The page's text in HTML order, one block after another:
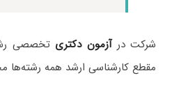
شرکت درآزمون دکتری تخصصی
مقطع کارشناسی ارشد همه رشته‌ها